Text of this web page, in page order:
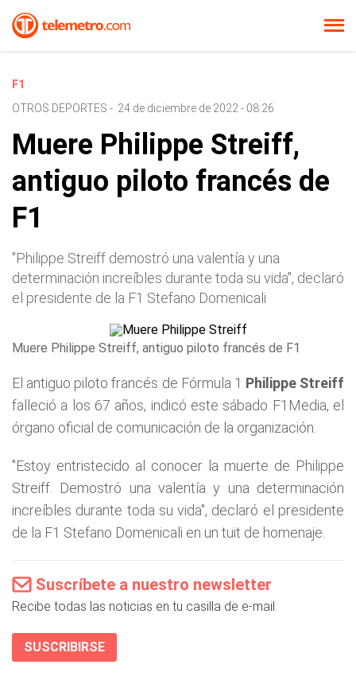
F1
OTROS DEPORTES - 24 de diciembre de 2022 - 08:26
Muere Philippe Streiff,
antiguo piloto francés de
F1
"Philippe Streiff demostró una valentía y una
determinación increíbles durante toda su vida", declaró
el presidente de la F1 Stefano Domenicali
Muere Philippe Streiff, antiguo piloto francés de F1
El antiguo piloto francés de Fórmula 1 Philippe Streiff
falleció a los 67 años, indicó este sábado F1Media, el
órgano oficial de comunicación de la organización.
"Estoy entristecido al conocer la muerte de Philippe
Streiff. Demostró una valentía y una determinación
increíbles durante toda su vida", declaró el presidente
de la F1 Stefano Domenicali en un tuit de homenaje.
Suscríbete a nuestro newsletter
Recibe todas las noticias en tu casilla de e-mail.
SUSCRIBIRSE